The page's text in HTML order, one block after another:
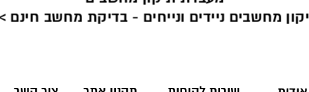
מחשבים ניידים ונייחים - בדיקת מחשב חינם